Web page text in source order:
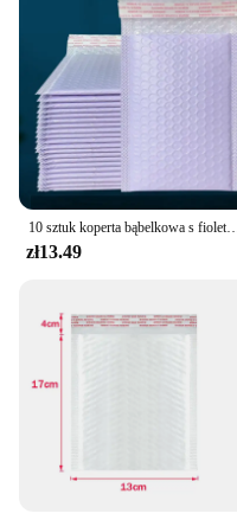
paramount, these
eco-friendly
recyclable paper,
your mailing needs.
proof properties
protected from the
design reduces your
of colors and patterns
select the perfect
personal style.
just a practical
Available in sets,
wholesale and vendor
makes them easy to
extends to various
business
10 sztuk koperta bąbelkowa s fioletowy poliester koperta bąbelkowa samo uszczelnienie koperty
zł13.49